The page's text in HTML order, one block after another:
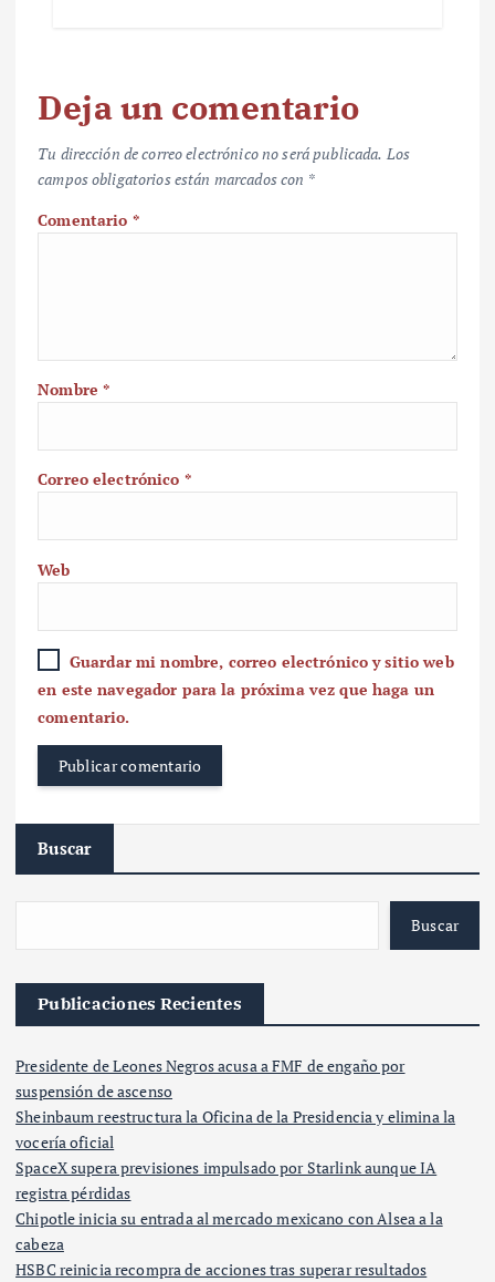
Deja un comentario
Tu dirección de correo electrónico no será publicada. Los
campos obligatorios están marcados con *
Comentario *
Nombre*
Correo electrónico *
Web
Guardar mi nombre, correo electrónico y sitio web
en este navegador para la próxima vez que haga un
comentario.
Buscar
Buscar
Publicaciones Recientes
Presidente de Leones Negros acusa a FMF de engaño por
suspensión de ascenso
Sheinbaum reestructura la Oficina de la Presidencia y elimina la
vocería oficial
SpaceX supera previsiones impulsado por Starlink aunque IA
registra pérdidas
Chipotle inicia su entrada al mercado mexicano con Alsea a la
cabeza
HSBC reinicia recompra de acciones tras superar resultados